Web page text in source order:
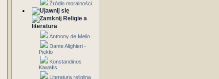
Źródło moralności
Religie a
literatura
Anthony de Mello
Dante Alighieri -
Piekło
Konstandinos
Kawafis
Literatura religijna